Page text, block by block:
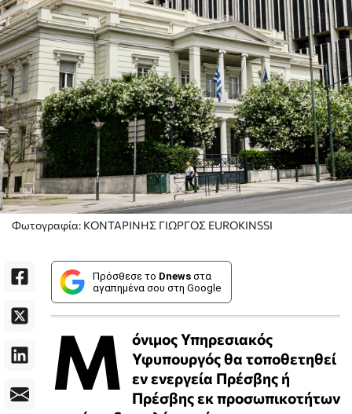
Φωτογραφία: ΚΟΝΤΑΡΙΝΗΣ ΓΙΩΡΓΟΣ EUROKINSSI
Πρόσθεσε το Dnews στα
αγαπημένα σου στη Google
M
όνιμος Υπηρεσιακός
Υφυπουργός θα τοποθετηθεί
εν ενεργεία Πρέσβης ή
Πρέσβης εκ προσωπικοτήτων